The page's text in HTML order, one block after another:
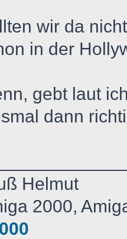
wir da
in der
gebt laut
dann
Helmut
2000,